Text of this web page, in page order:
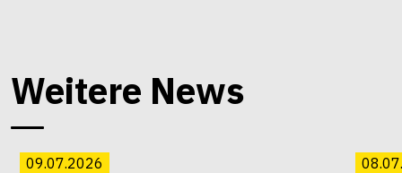
Weitere News
09.07.2026